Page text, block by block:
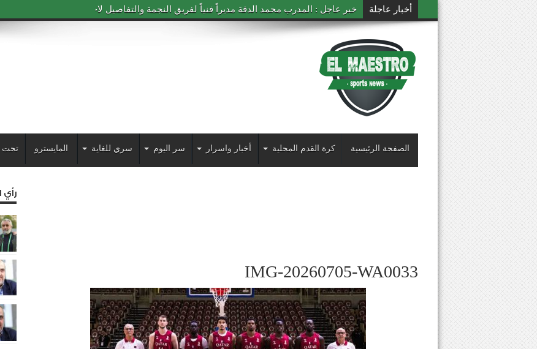
أخبار عاجلة خبر عاجل : المدرب محمد الدقة مديراً فنياً لفريق النجمة والتفاصيل لاحقاً
الصفحة الرئيسية كرة القدم المحلية أخبار واسرار سر اليوم سري للغاية المايسترو تحت
IMG-20260705-WA0033
رأي